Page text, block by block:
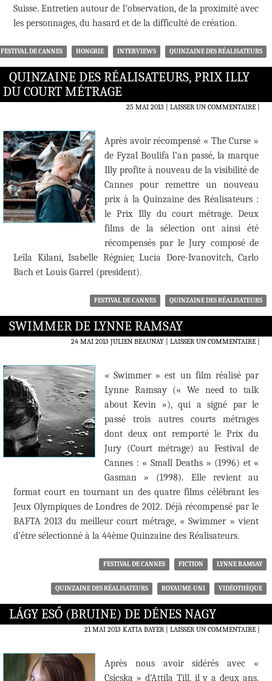
Suisse. Entretien autour de l’observation, de la proximité avec
les personnages, du hasard et de la difficulté de création.
FESTIVAL DE CANNES HONGRIE INTERVIEWS QUINZAINE DES RÉALISATEURS
QUINZAINE DES RÉALISATEURS, PRIX ILLY
DU COURT MÉTRAGE
25 MAI 2013 LAISSER UN COMMENTAIRE|
Après avoir récompensé « The Curse »
de Fyzal Boulifa l’an passé, la marque
Illy profite à nouveau de la visibilité de
Cannes pour remettre un nouveau
prix à la Quinzaine des Réalisateurs :
le Prix Illy du court métrage. Deux
films de la sélection ont ainsi été
récompensés par le Jury composé de
Leïla Kilani, Isabelle Régnier, Lucia Dore-Ivanovitch, Carlo
Bach et Louis Garrel (president).
FESTIVAL DE CANNES QUINZAINE DES RÉALISATEURS
SWIMMER DE LYNNE RAMSAY
24 MAI 2013 JULIEN BEAUNAY LAISSER UN COMMENTAIRE|
« Swimmer » est un film réalisé par
Lynne Ramsay (« We need to talk
about Kevin »), qui a signé par le
passé trois autres courts métrages
dont deux ont remporté le Prix du
Jury (Court métrage) au Festival de
Cannes : « Small Deaths » (1996) et «
Gasman » (1998). Elle revient au
format court en tournant un des quatre films célébrant les
Jeux Olympiques de Londres de 2012. Déjà récompensé par le
BAFTA 2013 du meilleur court métrage, « Swimmer » vient
d’être sélectionné à la 44ème Quinzaine des Réalisateurs.
FESTIVAL DE CANNES FICTION LYNNE RAMSAY
QUINZAINE DES RÉALISATEURS ROYAUME-UNI VIDÉOTHÈQUE
LÁGY ESŐ (BRUINE) DE DÉNES NAGY
21 MAI 2013 KATIA BAYER LAISSER UN COMMENTAIRE|
Après nous avoir sidérés avec «
Csicska » d’Attila Till, il y a deux ans,